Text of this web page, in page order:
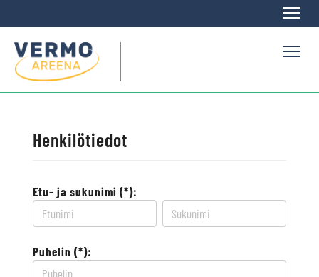
Henkilötiedot
Etu- ja sukunimi (*):
Puhelin (*):